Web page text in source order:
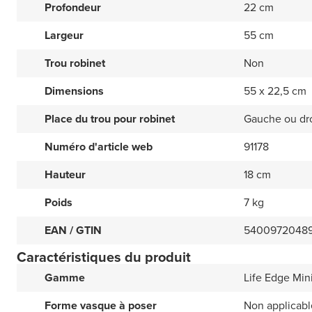
Profondeur
22 cm
Largeur
55 cm
Trou robinet
Non
Dimensions
55 x 22,5 cm
Place du trou pour robinet
Gauche ou
Numéro d'article web
91178
Hauteur
18 cm
Poids
7 kg
EAN / GTIN
Caractéristiques du produit
Gamme
Life Edge Mini
Forme vasque à poser
Non